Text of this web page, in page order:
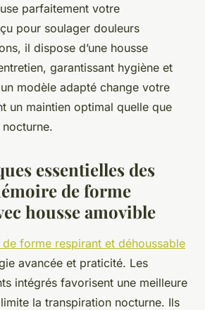
parfaitement votre
pour soulager douleurs
il dispose d’une housse
garantissant hygiène et
modèle adapté change votre
un maintien optimal quelle que
essentielles des
de forme
housse amovible
forme respirant et déhoussable
avancée et praticité. Les
intégrés favorisent une meilleure
la transpiration nocturne. Ils